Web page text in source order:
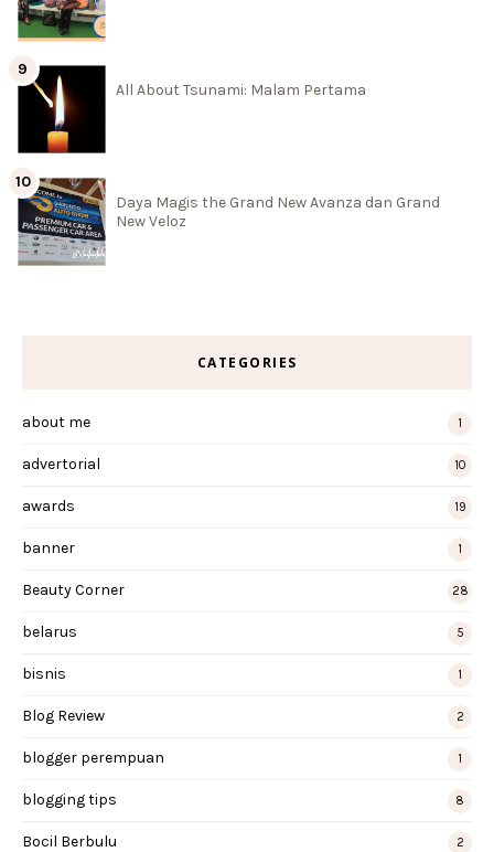
All About Tsunami: Malam Pertama
Daya Magis the Grand New Avanza dan Grand
New Veloz
CATEGORIES
about me 1
advertorial 10
awards 19
banner 1
Beauty Corner 28
belarus 5
bisnis 1
Blog Review 2
blogger perempuan 1
blogging tips 8
Bocil Berbulu 2